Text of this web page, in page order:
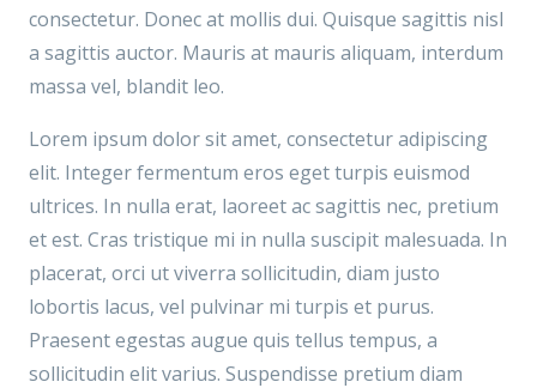
consectetur. Donec at mollis dui. Quisque sagittis nisl
a sagittis auctor. Mauris at mauris aliquam, interdum
massa vel, blandit leo.
Lorem ipsum dolor sit amet, consectetur adipiscing
elit. Integer fermentum eros eget turpis euismod
ultrices. In nulla erat, laoreet ac sagittis nec, pretium
et est. Cras tristique mi in nulla suscipit malesuada. In
placerat, orci ut viverra sollicitudin, diam justo
lobortis lacus, vel pulvinar mi turpis et purus.
Praesent egestas augue quis tellus tempus, a
sollicitudin elit varius. Suspendisse pretium diam